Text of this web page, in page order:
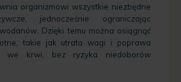
organizmowi wszystkie niezbędne
jednocześnie ograniczając
Dzięki temu można osiągnąć
takie jak utrata wagi i poprawa
we krwi, bez ryzyka niedoborów